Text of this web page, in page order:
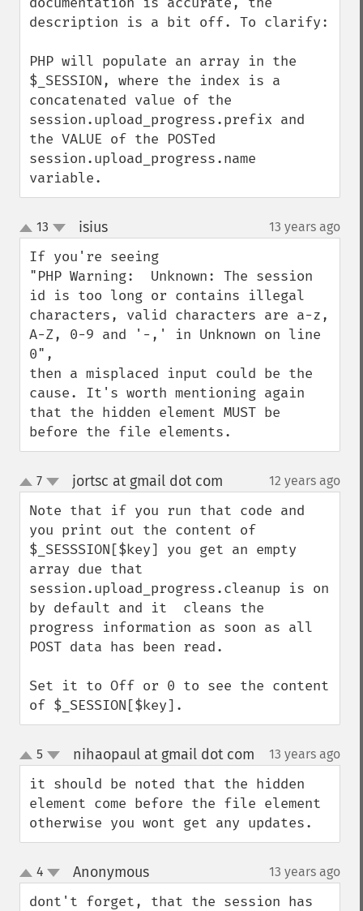
description is a bit off. To clarify:
PHP will populate an array in the
$_SESSION, where the index is a
concatenated value of the
session.upload_progress.prefix and
the VALUE of the POSTed
session.upload_progress.name
variable.
up
down
13 isius¶ 13 years ago
If you're seeing
"PHP Warning:  Unknown: The session
id is too long or contains illegal
characters, valid characters are a-z,
A-Z, 0-9 and '-,' in Unknown on line
0",
then a misplaced input could be the
cause. It's worth mentioning again
that the hidden element MUST be
before the file elements.
up
down
7 jortsc at gmail dot com 12 years ago
Note that if you run that code and
you print out the content of
$_SESSSION[$key] you get an empty
array due that
session.upload_progress.cleanup is on
by default and it  cleans the
progress information as soon as all
POST data has been read.
Set it to Off or 0 to see the content
of $_SESSION[$key].
up
down
5 nihaopaul at gmail dot com 13 years ago
it should be noted that the hidden
element come before the file element
otherwise you wont get any updates.
up
down
4 Anonymous¶ 13 years ago
dont't forget, that the session has